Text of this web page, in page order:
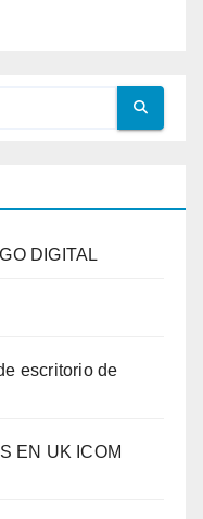
DIGITAL
escritorio de
EN UK ICOM